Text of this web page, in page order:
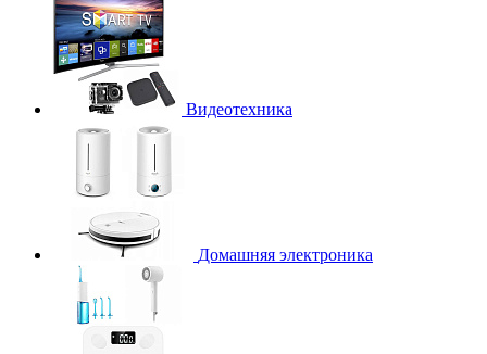
Видеотехника
Домашняя электроника